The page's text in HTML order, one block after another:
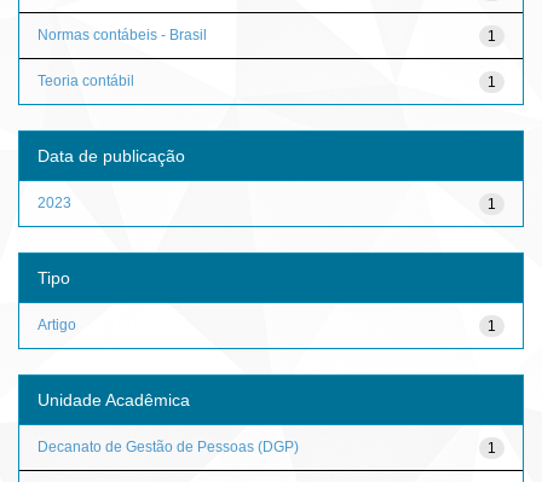
1
Normas contábeis - Brasil
1
Teoria contábil
Data de publicação
1
2023
Tipo
1
Artigo
Unidade Acadêmica
1
Decanato de Gestão de Pessoas (DGP)